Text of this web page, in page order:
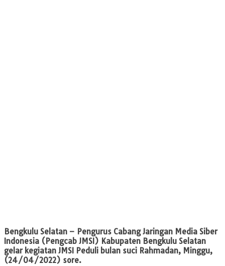
Bengkulu Selatan – Pengurus Cabang Jaringan Media Siber
Indonesia (Pengcab JMSI) Kabupaten Bengkulu Selatan
gelar kegiatan JMSI Peduli bulan suci Rahmadan, Minggu,
(24/04/2022) sore.